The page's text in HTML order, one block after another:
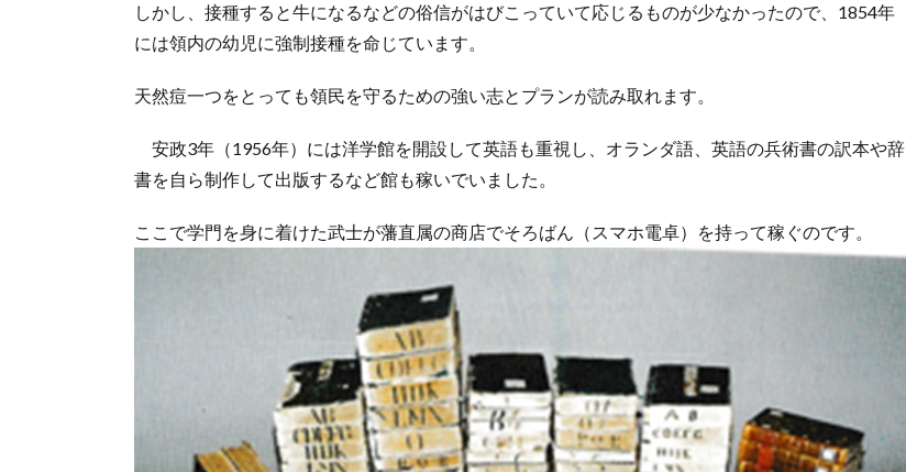
しかし、接種すると牛になるなどの俗信がはびこっていて応じるものが少なかったので、1854年
には領内の幼児に強制接種を命じています。
天然痘一つをとっても領民を守るための強い志とプランが読み取れます。
安政3年（1956年）には洋学館を開設して英語も重視し、オランダ語、英語の兵術書の訳本や辞
書を自ら制作して出版するなど館も稼いでいました。
ここで学門を身に着けた武士が藩直属の商店でそろばん（スマホ電卓）を持って稼ぐのです。